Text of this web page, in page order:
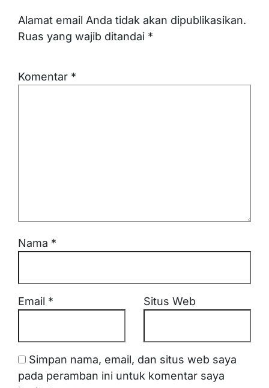
Alamat email Anda tidak akan dipublikasikan.
Ruas yang wajib ditandai *
Komentar *
Nama *
Email * Situs Web
Simpan nama, email, dan situs web saya
pada peramban ini untuk komentar saya